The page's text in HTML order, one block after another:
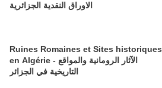
الاوراق النقدية الجزائرية
Ruines Romaines et Sites historiques
en Algérie - الآثار الرومانية والمواقع
التاريخية في الجزائر